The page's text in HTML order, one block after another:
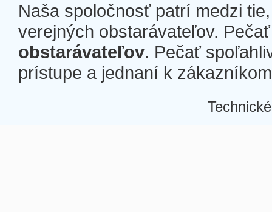
Naša spoločnosť patrí medzi
verejných obstarávateľov.
obstarávateľov. Pečať
prístupe a jednaní k